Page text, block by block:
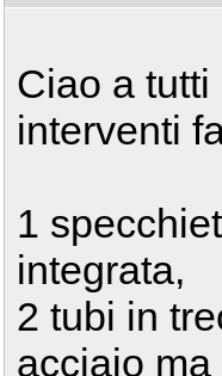
Ciao a
interventi
1
integrata,
2 tubi in
acciaio